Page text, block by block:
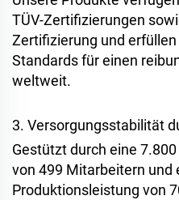
TÜV-Zertifizierungen
Zertifizierung und
Standards für einen
weltweit.
3. Versorgungsstabilität
Gestützt durch eine
von 499 Mitarbeitern und
Produktionsleistung von